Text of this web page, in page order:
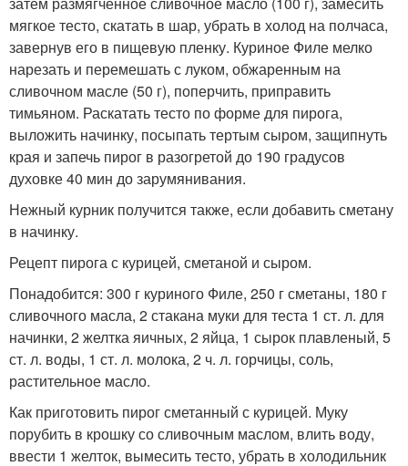
мягкое тесто, скатать в шар, убрать в холод на полчаса,
завернув его в пищевую пленку. Куриное Филе мелко
нарезать и перемешать с луком, обжаренным на
сливочном масле (50 г), поперчить, приправить
тимьяном. Раскатать тесто по форме для пирога,
выложить начинку, посыпать тертым сыром, защипнуть
края и запечь пирог в разогретой до 190 градусов
духовке 40 мин до зарумянивания.
Нежный курник получится также, если добавить сметану
в начинку.
Рецепт пирога с курицей, сметаной и сыром.
Понадобится: 300 г куриного Филе, 250 г сметаны, 180 г
сливочного масла, 2 стакана муки для теста 1 ст. л. для
начинки, 2 желтка яичных, 2 яйца, 1 сырок плавленый, 5
ст. л. воды, 1 ст. л. молока, 2 ч. л. горчицы, соль,
растительное масло.
Как приготовить пирог сметанный с курицей. Муку
порубить в крошку со сливочным маслом, влить воду,
ввести 1 желток, вымесить тесто, убрать в холодильник